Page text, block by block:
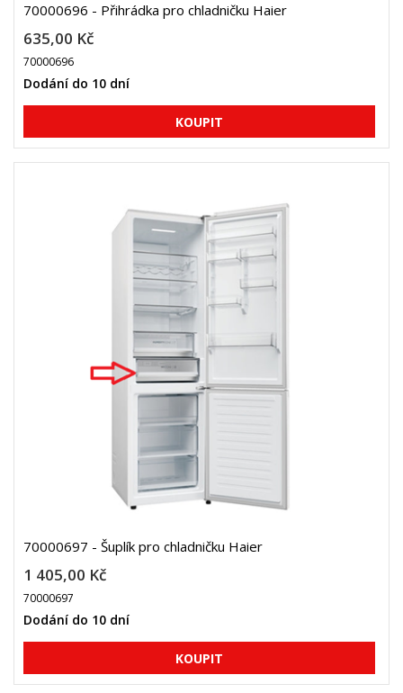
70000696 - Přihrádka pro chladničku Haier
635,00 Kč
70000696
Dodání do 10 dní
70000697 - Šuplík pro chladničku Haier
1 405,00 Kč
70000697
Dodání do 10 dní